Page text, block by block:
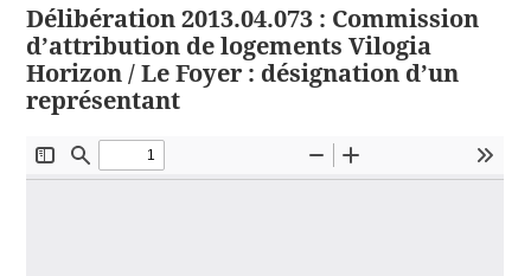
Délibération 2013.04.073 : Commission
d’attribution de logements Vilogia
Horizon / Le Foyer : désignation d’un
représentant